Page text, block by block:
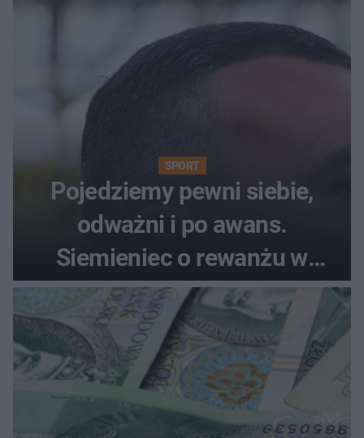
SPORT
Pojedziemy pewni siebie,
odważni i po awans.
Siemieniec o rewanżu w
Szkocji